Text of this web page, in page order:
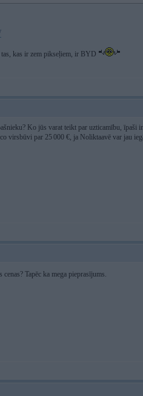
kas ir zem pikseļiem, ir BYD
Ko jūs varat teikt par uzticamību, īpaši
virsbūvi par 25 000 €, ja Noliktaavē var jau
cenas? Tapēc ka mega pieprasījums.